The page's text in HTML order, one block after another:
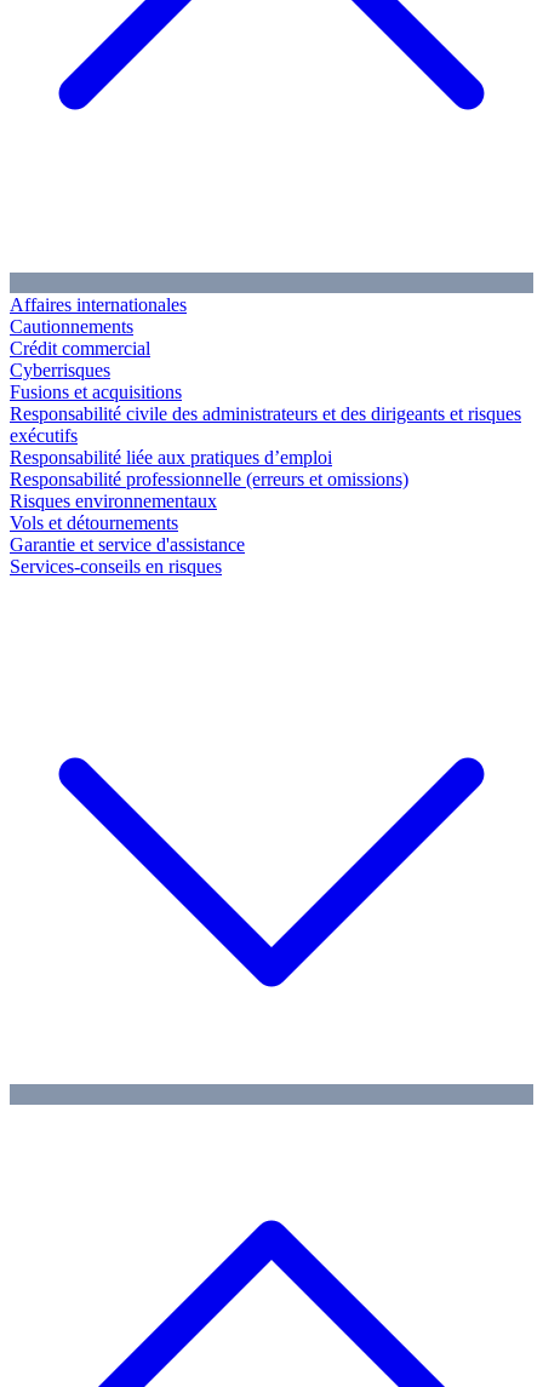
Affaires internationales
Cautionnements
Crédit commercial
Cyberrisques
Fusions et acquisitions
Responsabilité civile des administrateurs et des dirigeants et risques
exécutifs
Responsabilité liée aux pratiques d’emploi
Responsabilité professionnelle (erreurs et omissions)
Risques environnementaux
Vols et détournements
Garantie et service d'assistance
Services-conseils en risques